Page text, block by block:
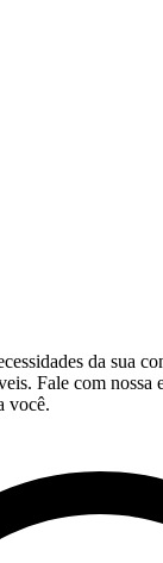
da sua
Fale com nossa
você.